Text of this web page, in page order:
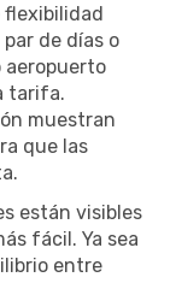
flexibilidad
de días o
aeropuerto
tarifa.
muestran
que las
están visibles
fácil. Ya sea
entre